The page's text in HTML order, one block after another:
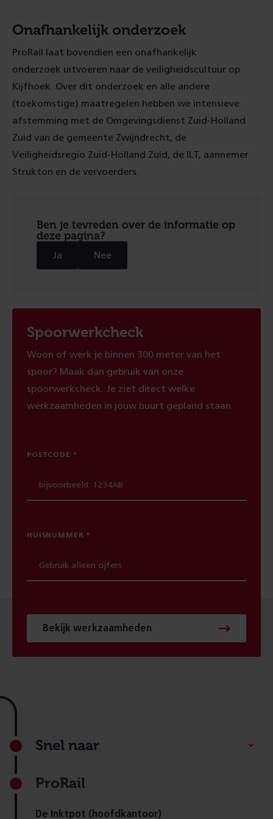
Onafhankelijk onderzoek
ProRail laat bovendien een onafhankelijk
onderzoek uitvoeren naar de veiligheidscultuur op
Kijfhoek. Over dit onderzoek en alle andere
(toekomstige) maatregelen hebben we intensieve
afstemming met de Omgevingsdienst Zuid-Holland
Zuid van de gemeente Zwijndrecht, de
Veiligheidsregio Zuid-Holland Zuid, de ILT, aannemer
Strukton en de vervoerders.
Ben je tevreden over de informatie op
deze pagina?
Ja Nee
Spoorwerkcheck
Woon of werk je binnen 300 meter van het
spoor? Maak dan gebruik van onze
spoorwerkcheck. Je ziet direct welke
werkzaamheden in jouw buurt gepland staan.
POSTCODE
HUISNUMMER
Bekijk werkzaamheden
Footer
Snel naar
ProRail
De Inktpot (hoofdkantoor)